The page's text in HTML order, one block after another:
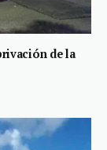
de la